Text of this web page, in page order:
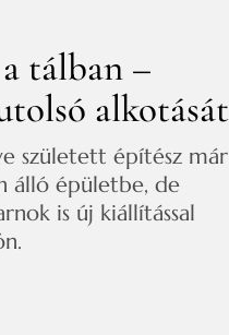
tálban –
alkotását
született építész már
álló épületbe, de
is új kiállítással